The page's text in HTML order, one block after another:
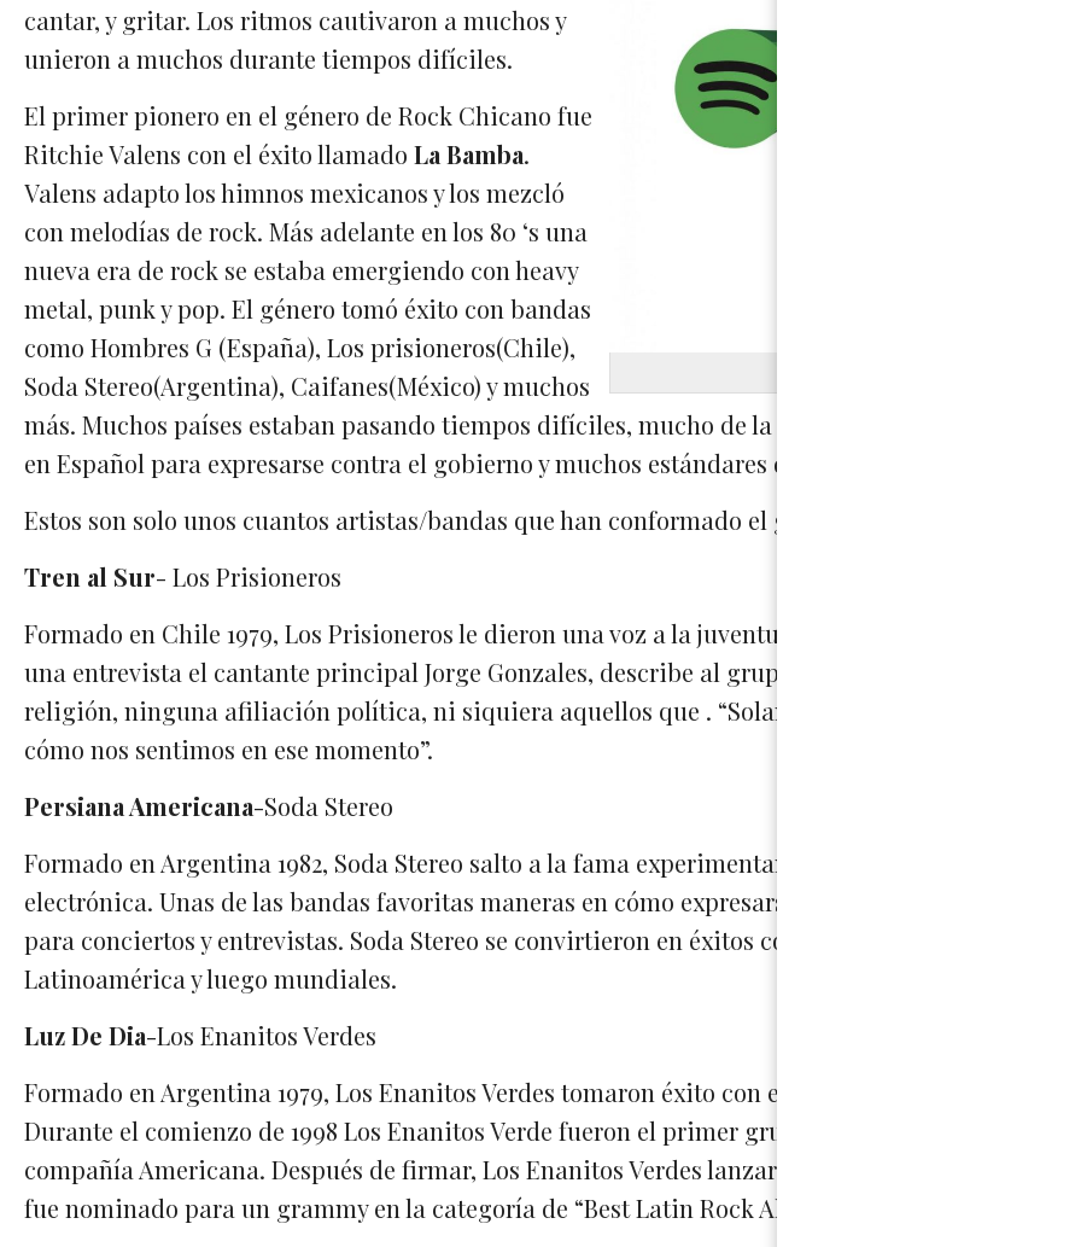
cantar, y gritar. Los ritmos cautivaron a muchos y
unieron a muchos durante tiempos difíciles.
El primer pionero en el género de Rock Chicano fue
Ritchie Valens con el éxito llamado La Bamba.
Valens adapto los himnos mexicanos y los mezcló
con melodías de rock. Más adelante en los 80 ‘s una
nueva era de rock se estaba emergiendo con heavy
metal, punk y pop. El género tomó éxito con bandas
como Hombres G (España), Los prisioneros(Chile),
Soda Stereo(Argentina), Caifanes(México) y muchos
más. Muchos países estaban pasando tiempos difíciles, mucho de la juventud en esa época
en Español para expresarse contra el gobierno y muchos estándares de sociedades.
Estos son solo unos cuantos artistas/bandas que han conformado el género.
Tren al Sur- Los Prisioneros
Formado en Chile 1979, Los Prisioneros le dieron una voz a la juventud durante una dura
una entrevista el cantante principal Jorge Gonzales, describe al grupo “ Nada nos representa,
religión, ninguna afiliación política, ni siquiera aquellos que . “Solamente hacemos música que
cómo nos sentimos en ese momento”.
Persiana Americana-Soda Stereo
Formado en Argentina 1982, Soda Stereo salto a la fama experimentando con ska, reggae, soul,
electrónica. Unas de las bandas favoritas maneras en cómo expresarse fue con el tipo de ropa
para conciertos y entrevistas. Soda Stereo se convirtieron en éxitos con Persiana Americana en
Latinoamérica y luego mundiales.
Luz De Dia-Los Enanitos Verdes
Formado en Argentina 1979, Los Enanitos Verdes tomaron éxito con el pop-rock en
Durante el comienzo de 1998 Los Enanitos Verde fueron el primer grupo Argentino que firmó con
compañía Americana. Después de firmar, Los Enanitos Verdes lanzaron el álbum Tracción
fue nominado para un grammy en la categoría de “Best Latin Rock Album”.